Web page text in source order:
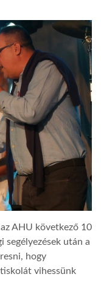
AHU következő 10
segélyezések után a
hogy
vihessünk